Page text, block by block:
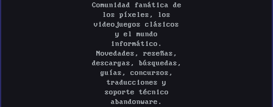
Comunidad fanática de
los píxeles, los
videojuegos clásicos
y el mundo
informático.
Novedades, reseñas,
descargas, búsquedas,
guías, concursos,
traducciones y
soporte técnico
abandonware.